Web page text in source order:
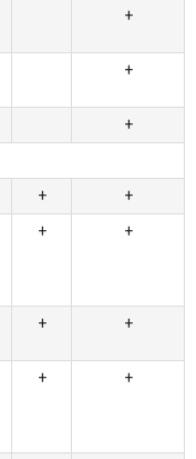
+
+
+
+
+
+ +
+ +
+ +